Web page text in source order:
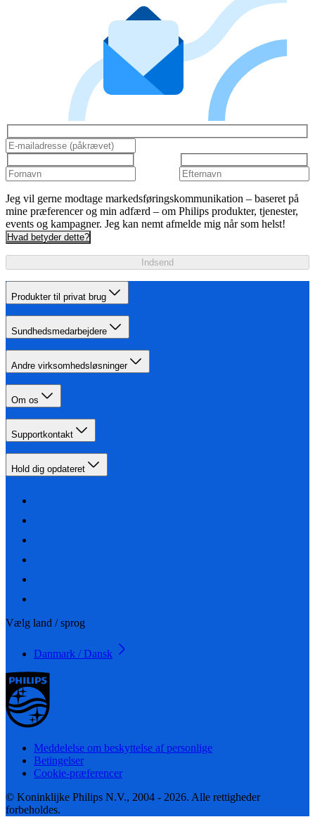
Jeg vil gerne modtage markedsføringskommunikation – baseret på
mine præferencer og min adfærd – om Philips produkter, tjenester,
events og kampagner. Jeg kan nemt afmelde mig når som helst!
Hvad betyder dette?
Indsend
Produkter til privat brug
Sundhedsmedarbejdere
Andre virksomhedsløsninger
Om os
Supportkontakt
Hold dig opdateret
Vælg land / sprog
Danmark / Dansk
Meddelelse om beskyttelse af personlige
Betingelser
Cookie-præferencer
© Koninklijke Philips N.V., 2004 - 2026. Alle rettigheder
forbeholdes.